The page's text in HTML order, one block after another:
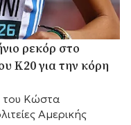
ρεκόρ στο
Κ20 για την κόρη
του Κώστα
Αμερικής